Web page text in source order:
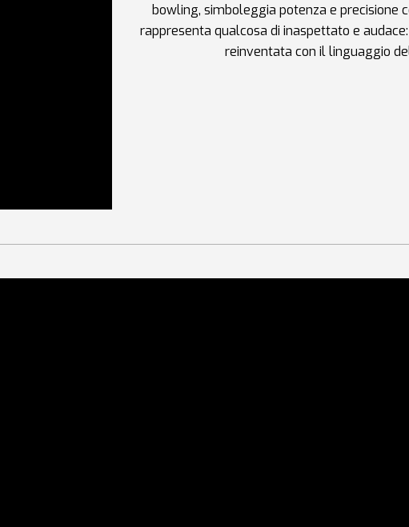
bowling, simboleggia potenza e precisione
rappresenta qualcosa di inaspettato e
reinventata con il linguaggio